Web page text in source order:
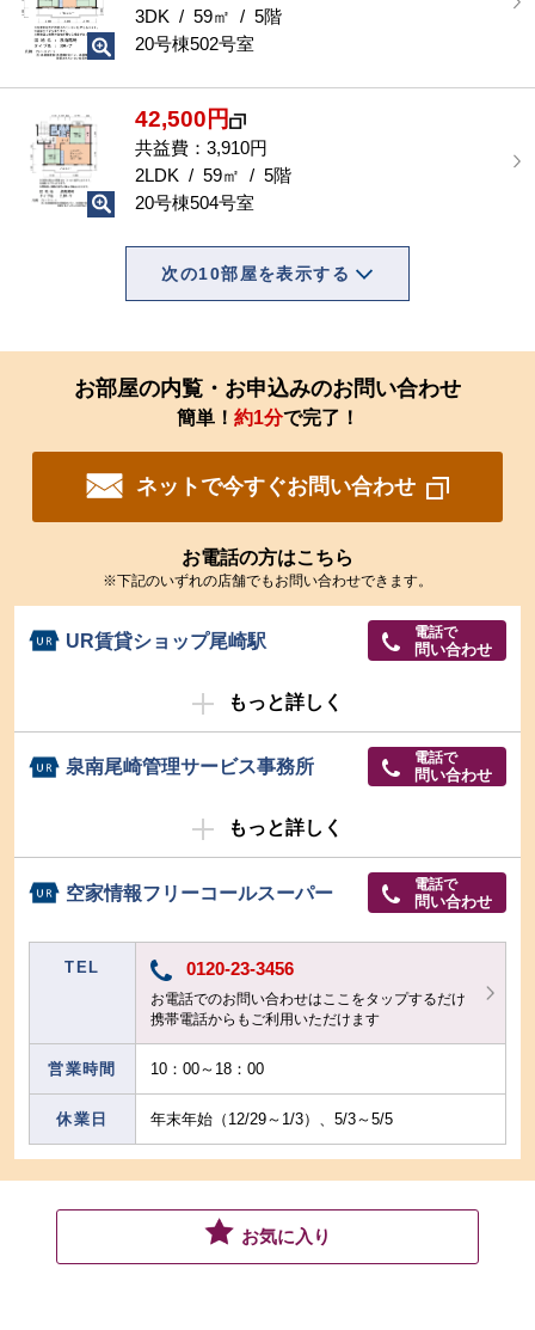
3DK / 59㎡ / 5階
20号棟502号室
42,500円
共益費：3,910円
2LDK / 59㎡ / 5階
20号棟504号室
次の10部屋を表示する
お部屋の内覧・お申込みのお問い合わせ
簡単！ 約1分で完了！
ネットで今すぐお問い合わせ
お電話の方はこちら
※下記のいずれの店舗でもお問い合わせできます。
UR賃貸ショップ尾崎駅 電話で
問い合わせ
もっと詳しく
泉南尾崎管理サービス事務所 電話で
問い合わせ
もっと詳しく
空家情報フリーコールスーパー 電話で
問い合わせ
TEL 0120-23-3456
お電話でのお問い合わせはここをタップするだけ
携帯電話からもご利用いただけます
営業時間 10：00～18：00
休業日 年末年始（12/29～1/3）、5/3～5/5
お気に入り